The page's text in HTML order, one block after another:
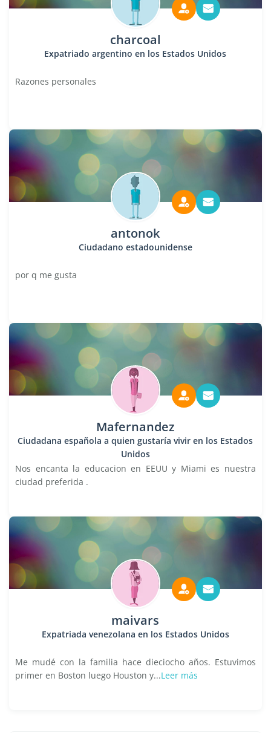
charcoal
Expatriado argentino en los Estados Unidos
Razones personales
antonok
Ciudadano estadounidense
por q me gusta
Mafernandez
Ciudadana española a quien gustaría vivir en los Estados
Unidos
Nos encanta la educacion en EEUU y Miami es nuestra
ciudad preferida .
maivars
Expatriada venezolana en los Estados Unidos
Me mudé con la familia hace dieciocho años. Estuvimos
primer en Boston luego Houston y...Leer más